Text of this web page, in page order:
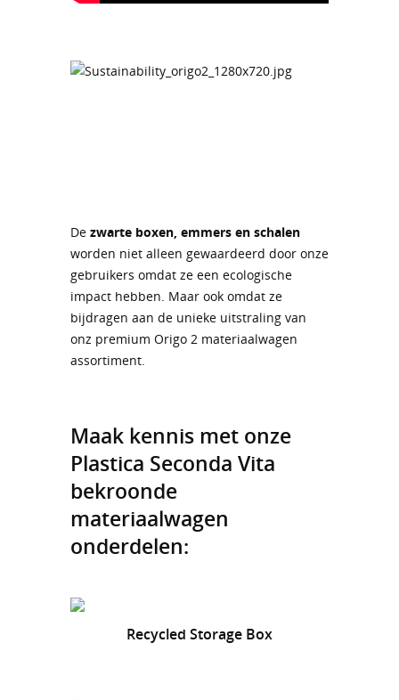
De zwarte boxen, emmers en schalen
worden niet alleen gewaardeerd door onze
gebruikers omdat ze een ecologische
impact hebben. Maar ook omdat ze
bijdragen aan de unieke uitstraling van
onz premium Origo 2 materiaalwagen
assortiment.
Maak kennis met onze
Plastica Seconda Vita
bekroonde
materiaalwagen
onderdelen:
Recycled Storage Box